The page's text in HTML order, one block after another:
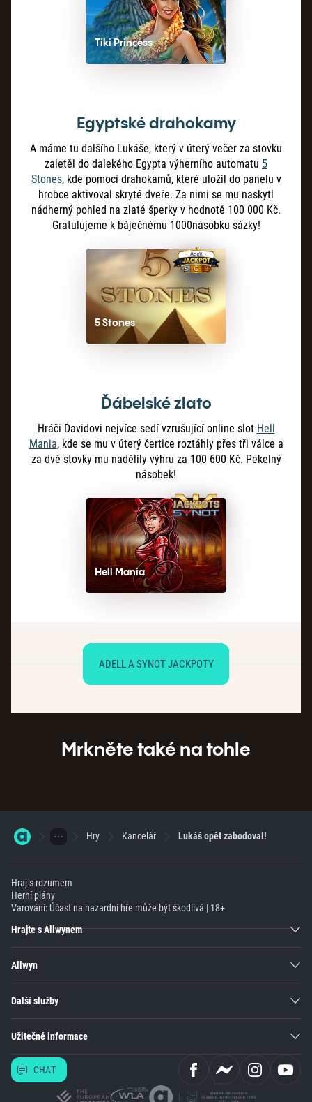
Tiki Princess
Egyptské drahokamy
A máme tu dalšího Lukáše, který v úterý večer za stovku
zaletěl do dalekého Egypta výherního automatu 5
Stones, kde pomocí drahokamů, které uložil do panelu v
hrobce aktivoval skryté dveře. Za nimi se mu naskytl
nádherný pohled na zlaté šperky v hodnotě 100 000 Kč.
Gratulujeme k báječnému 1000násobku sázky!
5 Stones
Ďábelské zlato
Hráči Davidovi nejvíce sedí vzrušující online slot Hell
Mania, kde se mu v úterý čertice roztáhly přes tři válce a
za dvě stovky mu nadělily výhru za 100 600 Kč. Pekelný
násobek!
Hell Mania
ADELL A SYNOT JACKPOTY
Mrkněte také na tohle
Hry Kancelář Lukáš opět zabodoval!
Hraj s rozumem
Herní plány
Varování: Účast na hazardní hře může být škodlivá | 18+
Hrajte s Allwynem
Allwyn
Další služby
Užitečné informace
CHAT